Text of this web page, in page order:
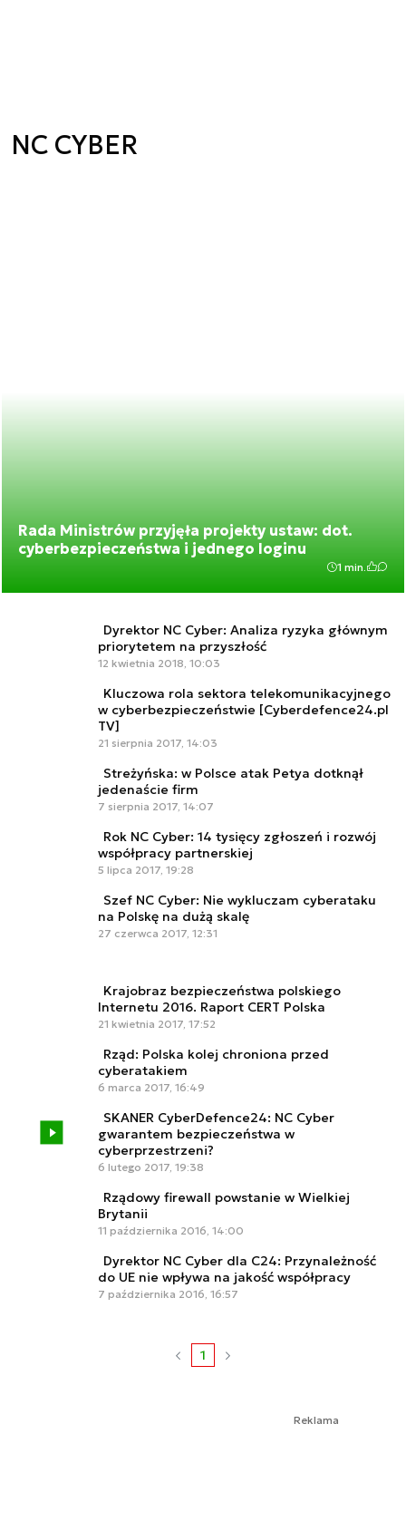
NC CYBER
Rada Ministrów przyjęła projekty ustaw: dot.
cyberbezpieczeństwa i jednego loginu
1 min.
Dyrektor NC Cyber: Analiza ryzyka głównym
priorytetem na przyszłość
12 kwietnia 2018, 10:03
Kluczowa rola sektora telekomunikacyjnego
w cyberbezpieczeństwie [Cyberdefence24.pl
TV]
21 sierpnia 2017, 14:03
Streżyńska: w Polsce atak Petya dotknął
jedenaście firm
7 sierpnia 2017, 14:07
Rok NC Cyber: 14 tysięcy zgłoszeń i rozwój
współpracy partnerskiej
5 lipca 2017, 19:28
Szef NC Cyber: Nie wykluczam cyberataku
na Polskę na dużą skalę
27 czerwca 2017, 12:31
Krajobraz bezpieczeństwa polskiego
Internetu 2016. Raport CERT Polska
21 kwietnia 2017, 17:52
Rząd: Polska kolej chroniona przed
cyberatakiem
6 marca 2017, 16:49
SKANER CyberDefence24: NC Cyber
gwarantem bezpieczeństwa w
cyberprzestrzeni?
6 lutego 2017, 19:38
Rządowy firewall powstanie w Wielkiej
Brytanii
11 października 2016, 14:00
Dyrektor NC Cyber dla C24: Przynależność
do UE nie wpływa na jakość współpracy
7 października 2016, 16:57
1
Reklama